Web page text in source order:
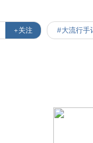
+关注 #大流行手